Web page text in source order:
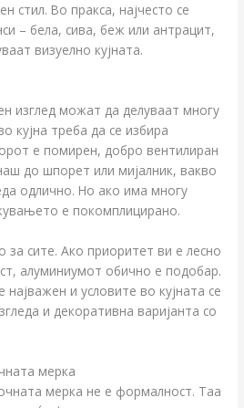
стил. Во пракса, најчесто се
– бела, сива, беж или антрацит,
визуелно кујната.
изглед можат да делуваат многу
кујна треба да се избира
е помирен, добро вентилиран
до шпорет или мијалник, вакво
одлично. Но ако има многу
е покомплицирано.
за сите. Ако приоритет ви е лесно
алуминиумот обично е подобар.
и условите во кујната се
и декоративна варијанта со
мерка
мерка не е формалност. Таа